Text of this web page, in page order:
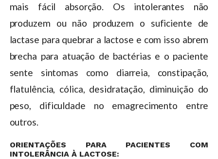
mais fácil absorção. Os intolerantes não
produzem ou não produzem o suficiente de
lactase para quebrar a lactose e com isso abrem
brecha para atuação de bactérias e o paciente
sente sintomas como diarreia, constipação,
flatulência, cólica, desidratação, diminuição do
peso, dificuldade no emagrecimento entre
outros.
ORIENTAÇÕES PARA PACIENTES COM
INTOLERÂNCIA À LACTOSE: